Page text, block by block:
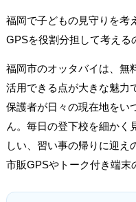
福岡で子どもの見守りを考
GPSを役割分担して考える
福岡市のオッタバイは、無
活用できる点が大きな魅力
保護者が日々の現在地をい
ん。毎日の登下校を細かく
しい、習い事の帰りに迎え
市販GPSやトーク付き端末